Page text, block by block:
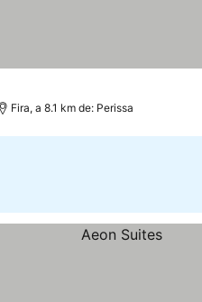
Fira, a 8.1 km de: Perissa